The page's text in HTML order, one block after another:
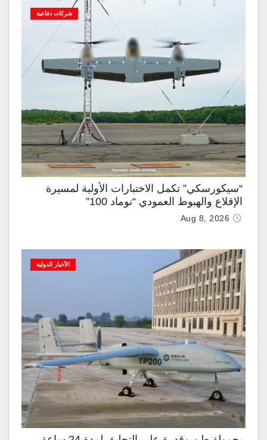
شركات دفاعية
“سيكورسكي” تكمل الاختبارات الأولية لمسيرة
الإقلاع والهبوط العمودي “نوماد 100”
Aug 8, 2026
الأخبار الدولية